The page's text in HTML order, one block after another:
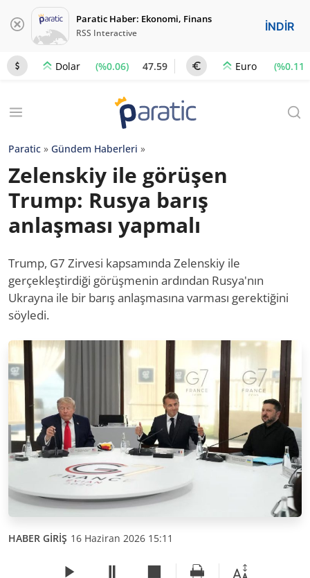
Paratic Haber: Ekonomi, Finans
RSS Interactive İNDİR
Dolar (%0.06) 47.59 Euro (%0.11)
Paratic » Gündem Haberleri »
Zelenskiy ile görüşen
Trump: Rusya barış
anlaşması yapmalı
Trump, G7 Zirvesi kapsamında Zelenskiy ile
gerçekleştirdiği görüşmenin ardından Rusya'nın
Ukrayna ile bir barış anlaşmasına varması gerektiğini
söyledi.
HABER GİRİŞ 16 Haziran 2026 15:11